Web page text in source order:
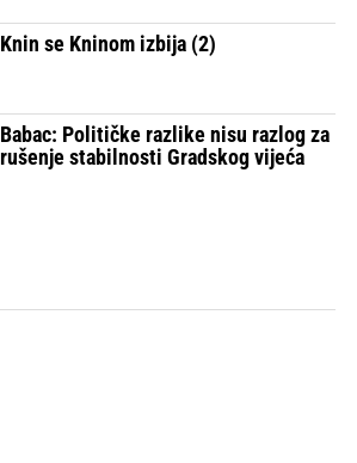
Knin se Kninom izbija (2)
Babac: Političke razlike nisu razlog za
rušenje stabilnosti Gradskog vijeća